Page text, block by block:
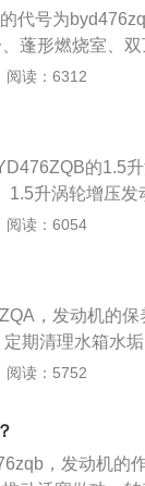
机气门室盖的
5分钟，观察油
代号为
蓬形燃烧室、
扭矩240n·m，
大灯，低配车型
多功能方向盘、
制自动空调、
阅读：6312
的1.5
1.5升涡轮增压
最大功率，能
，与这款发动机
的换挡速度快，
阅读：6054
，发动机的
期清理水箱水
的转速。比亚迪
功率是118kw，
阅读：5752
，发动机的